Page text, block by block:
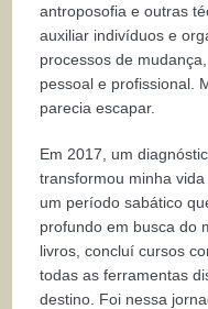
antroposofia e outras
auxiliar indivíduos e
processos de
pessoal e profissional.
parecia escapar.
Em 2017, um
transformou minha
um período sabático
profundo em busca do
livros, concluí cursos
todas as ferramentas
destino. Foi nessa